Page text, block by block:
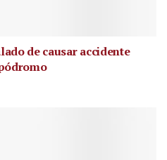
de causar accidente